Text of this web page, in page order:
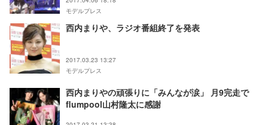
モデルプレス
西内まりや、ラジオ番組終了を発表
2017.03.23 13:27
モデルプレス
西内まりやの頑張りに「みんなが涙」 月9完走で
flumpool山村隆太に感謝